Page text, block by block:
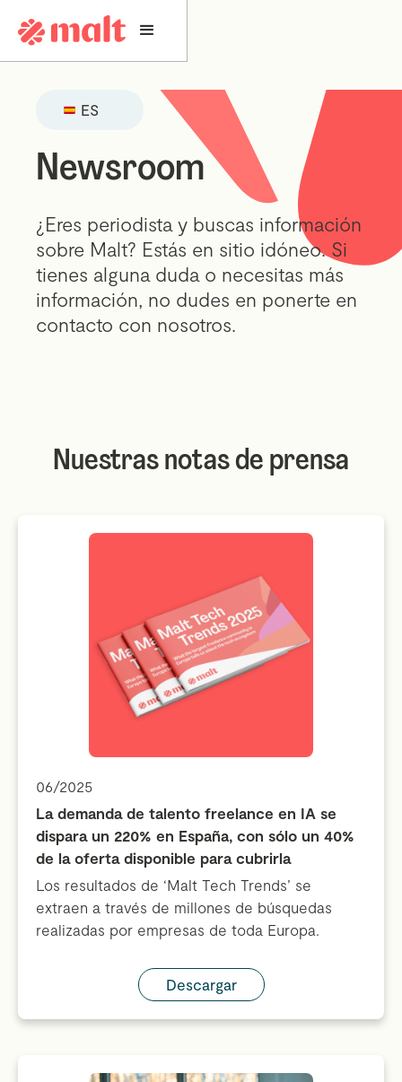
ES
Newsroom
¿Eres periodista y buscas información
sobre Malt? Estás en sitio idóneo. Si
tienes alguna duda o necesitas más
información, no dudes en ponerte en
contacto con nosotros.
Nuestras notas de prensa
06/2025
La demanda de talento freelance en IA se
dispara un 220% en España, con sólo un 40%
de la oferta disponible para cubrirla
Los resultados de ‘Malt Tech Trends’ se
extraen a través de millones de búsquedas
realizadas por empresas de toda Europa.
Descargar